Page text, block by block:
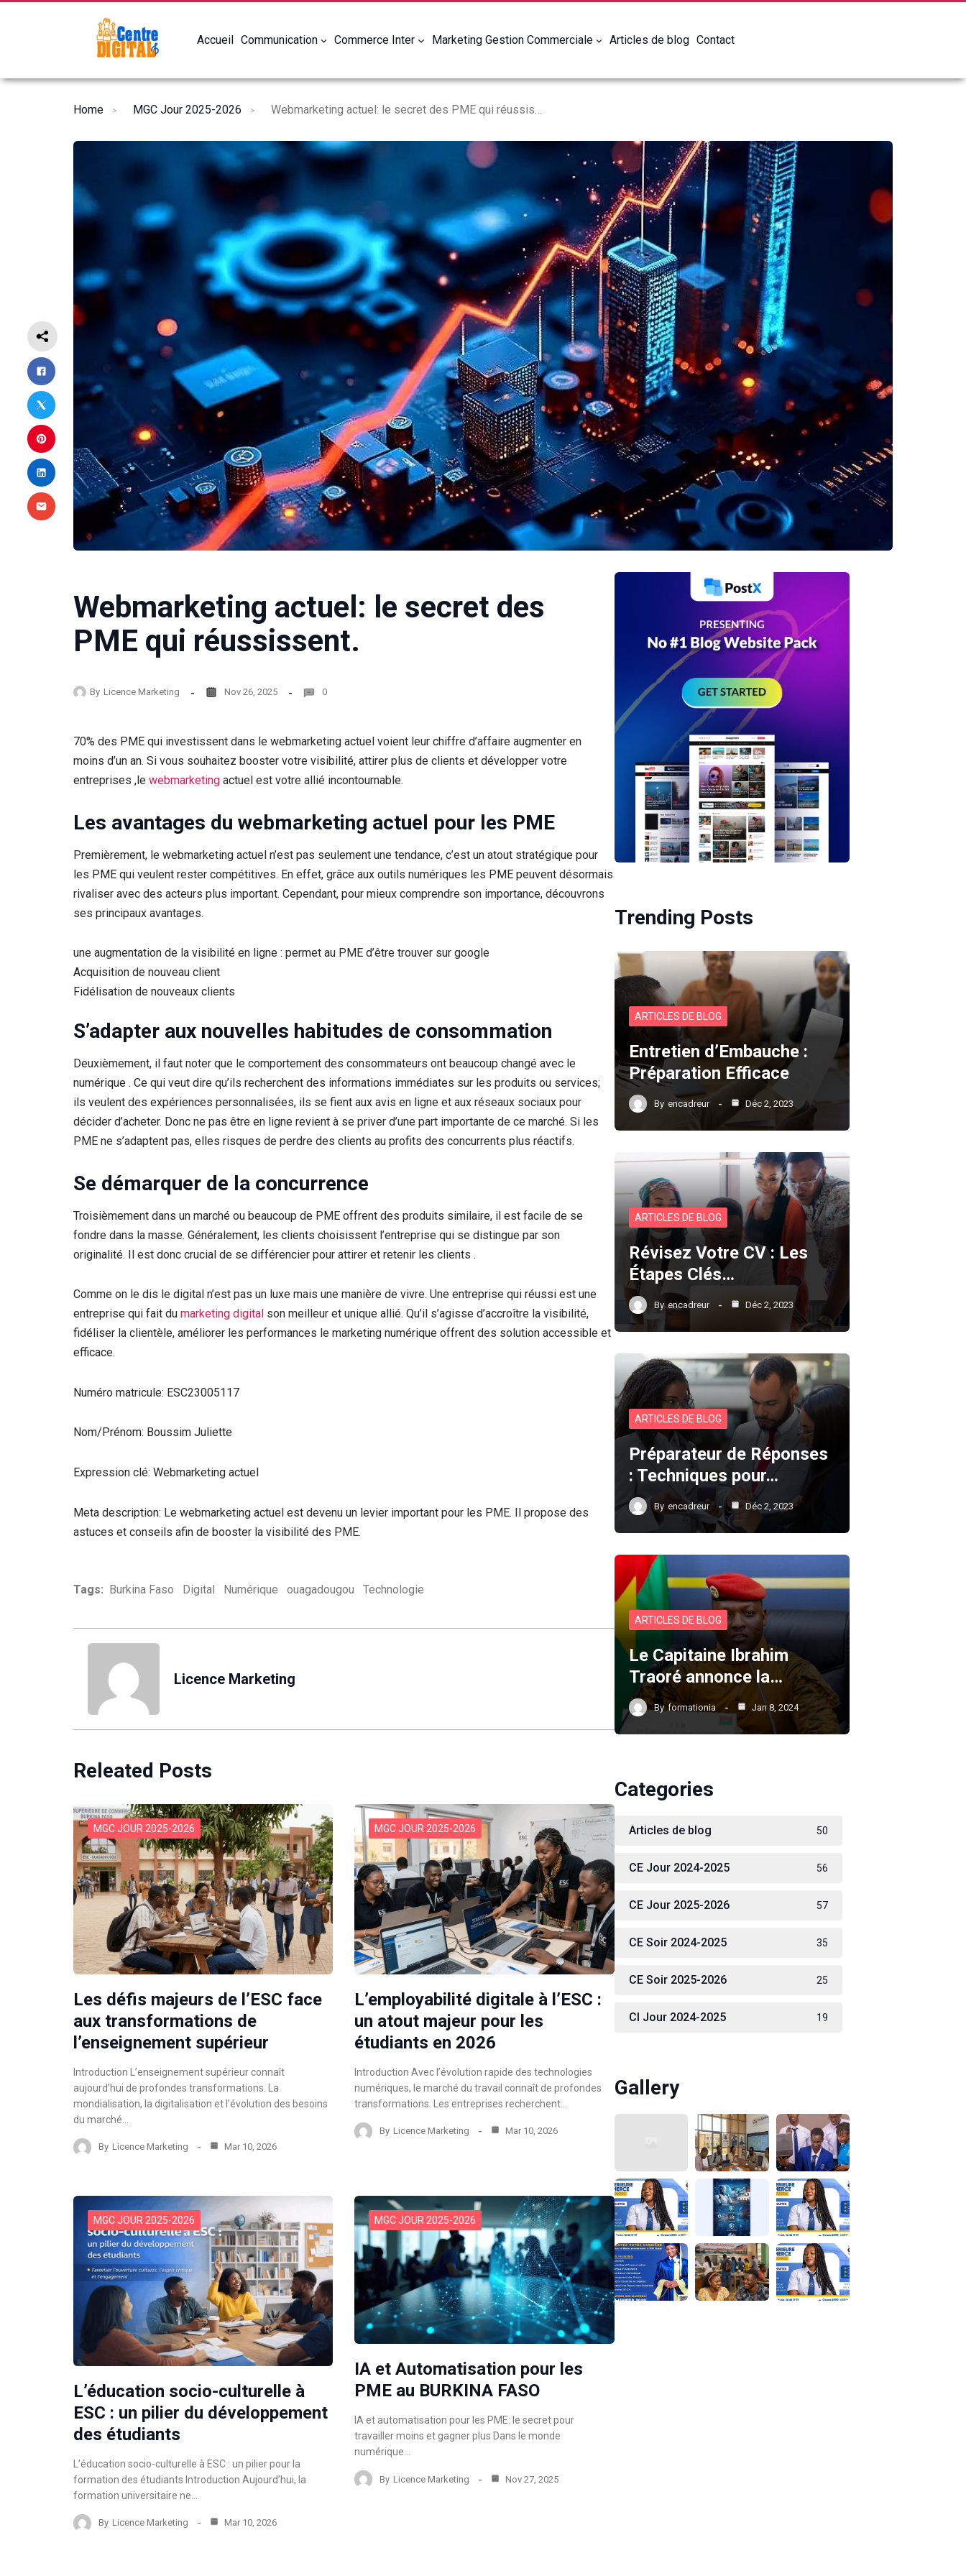
Accueil Communication Commerce Inter Marketing Gestion Commerciale Articles de blog Contact
Home MGC Jour 2025-2026
Webmarketing actuel: le secret des
PME qui réussissent.
By Licence Marketing Nov 26, 2025 0
70% des PME qui investissent dans le webmarketing actuel voient leur chiffre d’affaire augmenter en
moins d’un an. Si vous souhaitez booster votre visibilité, attirer plus de clients et développer votre
entreprises ,le webmarketing actuel est votre allié incontournable.
Les avantages du webmarketing actuel pour les PME
Premièrement, le webmarketing actuel n’est pas seulement une tendance, c’est un atout stratégique pour
les PME qui veulent rester compétitives. En effet, grâce aux outils numériques les PME peuvent désormais
rivaliser avec des acteurs plus important. Cependant, pour mieux comprendre son importance, découvrons
ses principaux avantages.
une augmentation de la visibilité en ligne : permet au PME d’être trouver sur google
Acquisition de nouveau client
Fidélisation de nouveaux clients
S’adapter aux nouvelles habitudes de consommation
Deuxièmement, il faut noter que le comportement des consommateurs ont beaucoup changé avec le
numérique . Ce qui veut dire qu’ils recherchent des informations immédiates sur les produits ou services;
ils veulent des expériences personnalisées, ils se fient aux avis en ligne et aux réseaux sociaux pour
décider d’acheter. Donc ne pas être en ligne revient à se priver d’une part importante de ce marché. Si les
PME ne s’adaptent pas, elles risques de perdre des clients au profits des concurrents plus réactifs.
Se démarquer de la concurrence
Troisièmement dans un marché ou beaucoup de PME offrent des produits similaire, il est facile de se
fondre dans la masse. Généralement, les clients choisissent l’entreprise qui se distingue par son
originalité. Il est donc crucial de se différencier pour attirer et retenir les clients .
Comme on le dis le digital n’est pas un luxe mais une manière de vivre. Une entreprise qui réussi est une
entreprise qui fait du marketing digital son meilleur et unique allié. Qu’il s’agisse d’accroître la visibilité,
fidéliser la clientèle, améliorer les performances le marketing numérique offrent des solution accessible et
efficace.
Numéro matricule: ESC23005117
Nom/Prénom: Boussim Juliette
Expression clé: Webmarketing actuel
Meta description: Le webmarketing actuel est devenu un levier important pour les PME. Il propose des
astuces et conseils afin de booster la visibilité des PME.
Tags: Burkina Faso Digital Numérique ouagadougou Technologie
Licence Marketing
Releated Posts
MGC JOUR 2025-2026
Les défis majeurs de l’ESC face
aux transformations de
l’enseignement supérieur
Introduction L’enseignement supérieur connaît
aujourd’hui de profondes transformations. La
mondialisation, la digitalisation et l’évolution des besoins
du marché…
By Licence Marketing Mar 10, 2026
MGC JOUR 2025-2026
L’employabilité digitale à l’ESC :
un atout majeur pour les
étudiants en 2026
Introduction Avec l’évolution rapide des technologies
numériques, le marché du travail connaît de profondes
transformations. Les entreprises recherchent…
By Licence Marketing Mar 10, 2026
MGC JOUR 2025-2026
L’éducation socio-culturelle à
ESC : un pilier du développement
des étudiants
L’éducation socio-culturelle à ESC : un pilier pour la
formation des étudiants Introduction Aujourd’hui, la
formation universitaire ne…
By Licence Marketing Mar 10, 2026
MGC JOUR 2025-2026
IA et Automatisation pour les
PME au BURKINA FASO
IA et automatisation pour les PME: le secret pour
travailler moins et gagner plus Dans le monde
numérique…
By Licence Marketing Nov 27, 2025
Trending Posts
ARTICLES DE BLOG
Entretien d’Embauche :
Préparation Efficace
By encadreur Déc 2, 2023
ARTICLES DE BLOG
Révisez Votre CV : Les
Étapes Clés…
By encadreur Déc 2, 2023
ARTICLES DE BLOG
Préparateur de Réponses
: Techniques pour…
By encadreur Déc 2, 2023
ARTICLES DE BLOG
Le Capitaine Ibrahim
Traoré annonce la…
By formationia Jan 8, 2024
Categories
Articles de blog 50
CE Jour 2024-2025 56
CE Jour 2025-2026 57
CE Soir 2024-2025 35
CE Soir 2025-2026 25
CI Jour 2024-2025 19
Gallery